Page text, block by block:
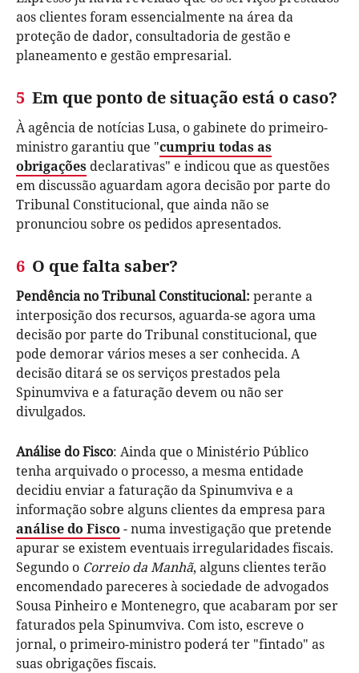
aos clientes foram essencialmente na área da
proteção de dador, consultadoria de gestão e
planeamento e gestão empresarial.
5 Em que ponto de situação está o caso?
À agência de notícias Lusa, o gabinete do primeiro-
ministro garantiu que "cumpriu todas as
obrigações declarativas" e indicou que as questões
em discussão aguardam agora decisão por parte do
Tribunal Constitucional, que ainda não se
pronunciou sobre os pedidos apresentados.
6 O que falta saber?
Pendência no Tribunal Constitucional: perante a
interposição dos recursos, aguarda-se agora uma
decisão por parte do Tribunal constitucional, que
pode demorar vários meses a ser conhecida. A
decisão ditará se os serviços prestados pela
Spinumviva e a faturação devem ou não ser
divulgados.
Análise do Fisco: Ainda que o Ministério Público
tenha arquivado o processo, a mesma entidade
decidiu enviar a faturação da Spinumviva e a
informação sobre alguns clientes da empresa para
análise do Fisco - numa investigação que pretende
apurar se existem eventuais irregularidades fiscais.
Segundo o Correio da Manhã, alguns clientes terão
encomendado pareceres à sociedade de advogados
Sousa Pinheiro e Montenegro, que acabaram por ser
faturados pela Spinumviva. Com isto, escreve o
jornal, o primeiro-ministro poderá ter "fintado" as
suas obrigações fiscais.